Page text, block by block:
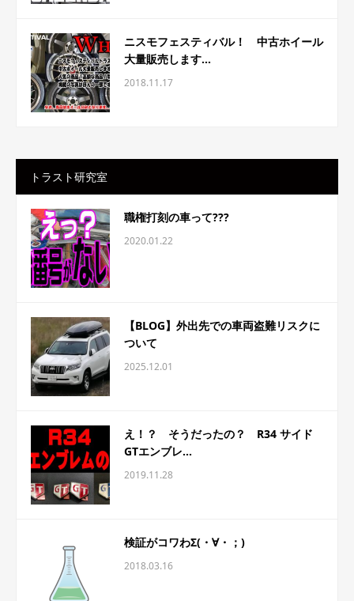
ニスモフェスティバル！ 中古ホイール
大量販売します...
2018.11.17
トラスト研究室
職権打刻の車って???
2020.01.22
【BLOG】外出先での車両盗難リスクに
ついて
2025.12.01
え！？ そうだったの？ R34 サイド
GTエンブレ...
2019.11.28
検証がコワわΣ(・∀・；)
2018.03.16